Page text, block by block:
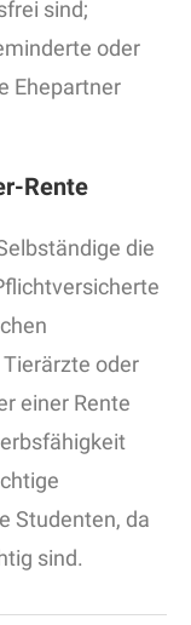
sind;
oder
Ehepartner
Rente
die
oder
einer Rente
Studenten, da
sind.